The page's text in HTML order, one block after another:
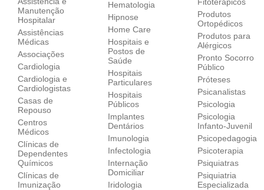
Manutenção
Hospitalar
Assistências
Médicas
Associações
Cardiologia
Cardiologia e
Cardiologistas
Casas de
Repouso
Centros
Médicos
Clínicas de
Dependentes
Químicos
Clínicas de
Imunização
Hematologia
Hipnose
Home Care
Hospitais e
Postos de
Saúde
Hospitais
Particulares
Hospitais
Públicos
Implantes
Dentários
Imunologia
Infectologia
Internação
Domiciliar
Iridologia
Produtos
Ortopédicos
Produtos para
Alérgicos
Pronto Socorro
Público
Próteses
Psicanalistas
Psicologia
Psicologia
Infanto-Juvenil
Psicopedagogia
Psicoterapia
Psiquiatras
Psiquiatria
Especializada